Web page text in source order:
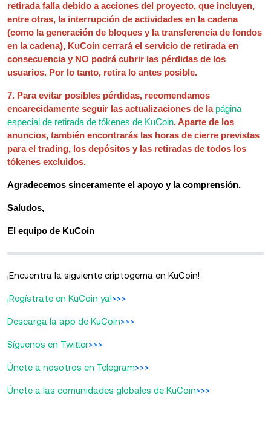
retirada falla debido a acciones del proyecto, que incluyen,
entre otras, la interrupción de actividades en la cadena
(como la generación de bloques y la transferencia de fondos
en la cadena), KuCoin cerrará el servicio de retirada en
consecuencia y NO podrá cubrir las pérdidas de los
usuarios. Por lo tanto, retira lo antes posible.
7. Para evitar posibles pérdidas, recomendamos
encarecidamente seguir las actualizaciones de la página
especial de retirada de tókenes de KuCoin. Aparte de los
anuncios, también encontrarás las horas de cierre previstas
para el trading, los depósitos y las retiradas de todos los
tókenes excluidos.
Agradecemos sinceramente el apoyo y la comprensión.
Saludos,
El equipo de KuCoin
¡Encuentra la siguiente criptogema en KuCoin!
¡Regístrate en KuCoin ya!>>>
Descarga la app de KuCoin>>>
Síguenos en Twitter>>>
Únete a nosotros en Telegram>>>
Únete a las comunidades globales de KuCoin>>>